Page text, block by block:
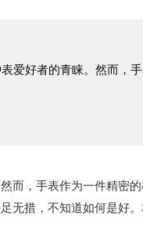
爱好者的青睐。然而，
，手表作为一件精密的
无措，不知道如何是好